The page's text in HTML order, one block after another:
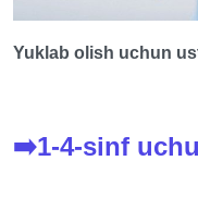
Yuklab olish uchun
➡️1-4-sinf